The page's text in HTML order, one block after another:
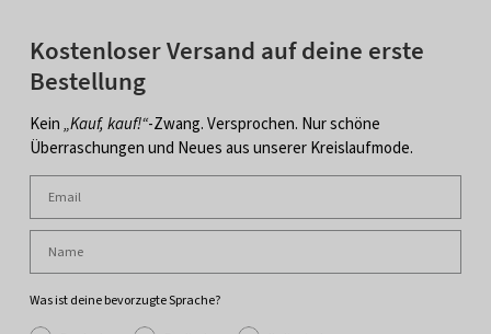
Kostenloser Versand auf deine erste
Bestellung
Kein„Kauf, kauf!“-Zwang. Versprochen. Nur schöne
Überraschungen und Neues aus unserer Kreislaufmode.
Was ist deine bevorzugte Sprache?